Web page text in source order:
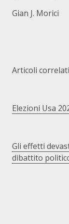
Gian J. Morici
Articoli
Elezioni Usa
Gli effetti
dibattito